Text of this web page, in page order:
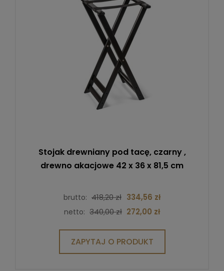
Stojak drewniany pod tacę, czarny ,
drewno akacjowe 42 x 36 x 81,5 cm
brutto: 418,20 zł 334,56 zł
netto: 340,00 zł 272,00 zł
ZAPYTAJ O PRODUKT